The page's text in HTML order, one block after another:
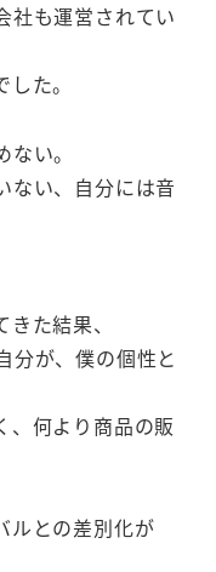
社も運営されてい
た。
い。
ない、自分には音
た結果、
分が、僕の個性と
、何より商品の販
ルとの差別化が